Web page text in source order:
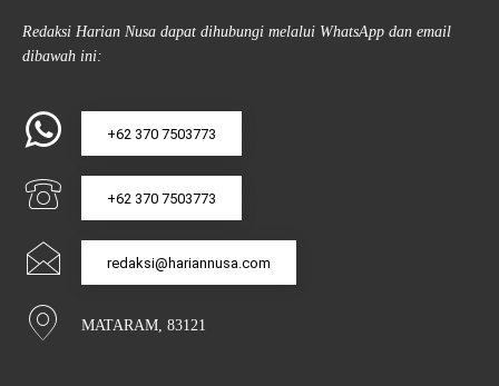
Redaksi Harian Nusa dapat dihubungi melalui WhatsApp dan email
dibawah ini:
+62 370 7503773
+62 370 7503773
redaksi@hariannusa.com
MATARAM, 83121